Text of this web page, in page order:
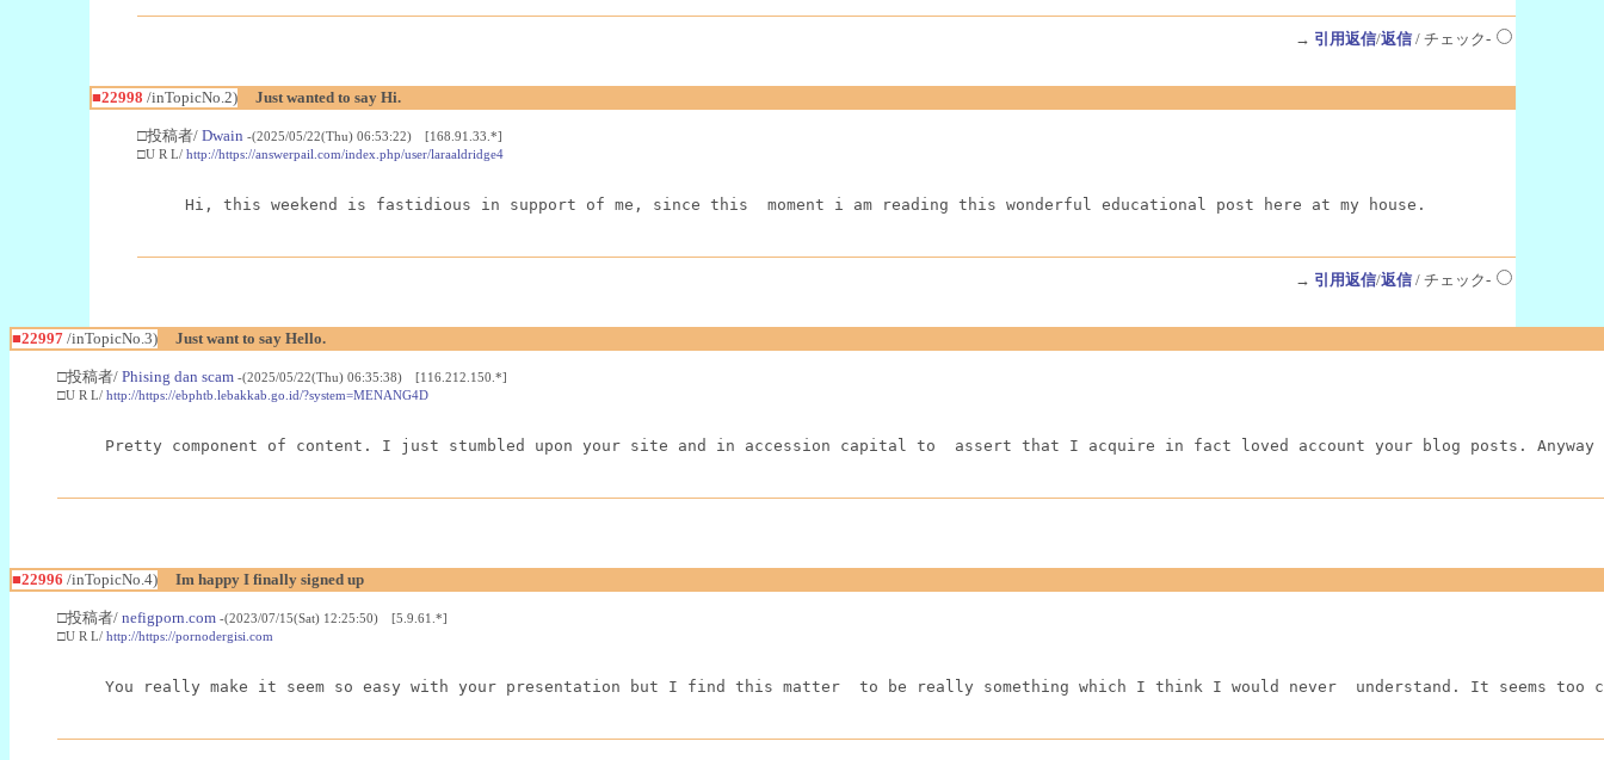
→ 引用返信/返信/ チェック-
■22998 /inTopicNo.2) Just wanted to say Hi.
□投稿者/ Dwain -(2025/05/22(Thu) 06:53:22) [168.91.33.*]
□U R L/ http://https://answerpail.com/index.php/user/laraaldridge4
Hi, this weekend is fastidious in support of me, since this  moment i am reading this wonderful educational post here at my house.
→ 引用返信/返信/ チェック-
■22997 /inTopicNo.3) Just want to say Hello.
□投稿者/ Phising dan scam -(2025/05/22(Thu) 06:35:38) [116.212.150.*]
□U R L/ http://https://ebphtb.lebakkab.go.id/?system=MENANG4D
Pretty component of content. I just stumbled upon your site and in accession capital to  assert that I acquire in fact loved account your blog posts.
■22996 /inTopicNo.4) Im happy I finally signed up
□投稿者/ nefigporn.com -(2023/07/15(Sat) 12:25:50) [5.9.61.*]
□U R L/ http://https://pornodergisi.com
You really make it seem so easy with your presentation but I find this matter  to be really something which I think I would never  understand. It seems